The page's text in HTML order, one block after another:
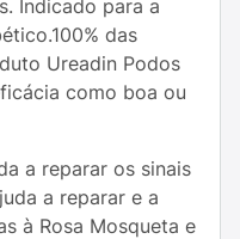
Indicado para a
das
Ureadin Podos
como boa ou
a reparar os sinais
a reparar e a
à Rosa Mosqueta e